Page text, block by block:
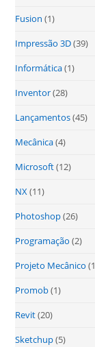
Fusion (1)
Impressão 3D(39)
Informática(1)
Inventor(28)
Lançamentos(45)
Mecânica(4)
Microsoft(12)
NX(11)
Photoshop(26)
Programação (2)
Projeto Mecânico
Promob(1)
Revit(20)
Sketchup(5)